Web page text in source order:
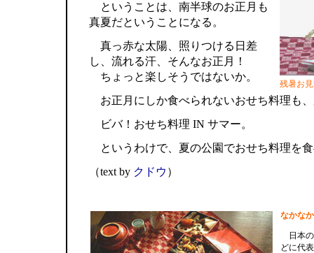
残暑お
ということは、南半球のお正月も
真夏だということになる。
真っ赤な太陽、照りつける日差
し、流れる汗、そんなお正月！
ちょっと楽しそうではないか。
お正月にしか食べられないおせち料理も
ビバ！おせち料理 IN サマー。
というわけで、夏の公園でおせち料理を
（text by クドウ ）
なかな
日本の
どに代